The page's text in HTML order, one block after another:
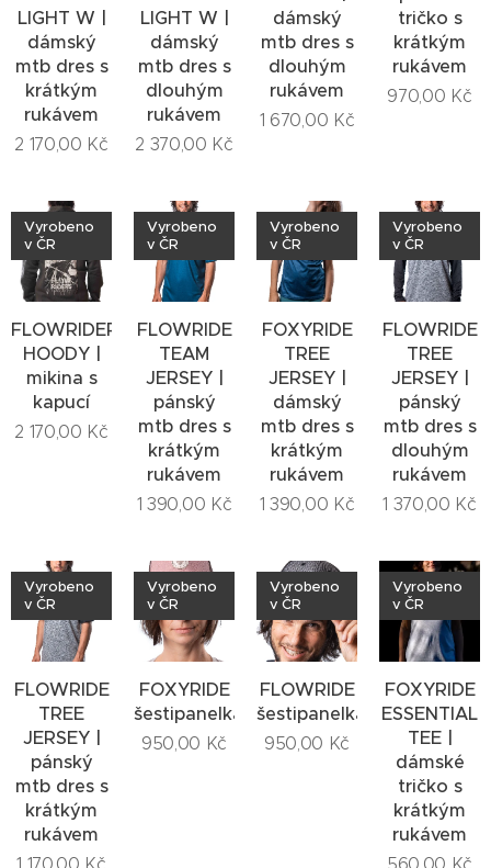
LIGHT W |
dámský
mtb dres s
krátkým
rukávem
2 170,00 Kč
LIGHT W |
dámský
mtb dres s
dlouhým
rukávem
2 370,00 Kč
dámský
mtb dres s
dlouhým
rukávem
1 670,00 Kč
tričko s
krátkým
rukávem
970,00 Kč
FLOWRIDERS
HOODY |
mikina s
kapucí
Vyrobeno
v ČR
2 170,00 Kč
FLOWRIDE
TEAM
JERSEY |
pánský
mtb dres s
krátkým
rukávem
Vyrobeno
v ČR
1 390,00 Kč
FOXYRIDE
TREE
JERSEY |
dámský
mtb dres s
krátkým
rukávem
Vyrobeno
v ČR
1 390,00 Kč
FLOWRIDE
TREE
JERSEY |
pánský
mtb dres s
dlouhým
rukávem
Vyrobeno
v ČR
1 370,00 Kč
FLOWRIDE
TREE
JERSEY |
pánský
mtb dres s
krátkým
rukávem
Vyrobeno
v ČR
FOXYRIDE
šestipanelka
Vyrobeno
v ČR
950,00 Kč
FLOWRIDE
šestipanelka
Vyrobeno
v ČR
950,00 Kč
FOXYRIDE
ESSENTIAL
TEE |
dámské
tričko s
krátkým
rukávem
Vyrobeno
v ČR